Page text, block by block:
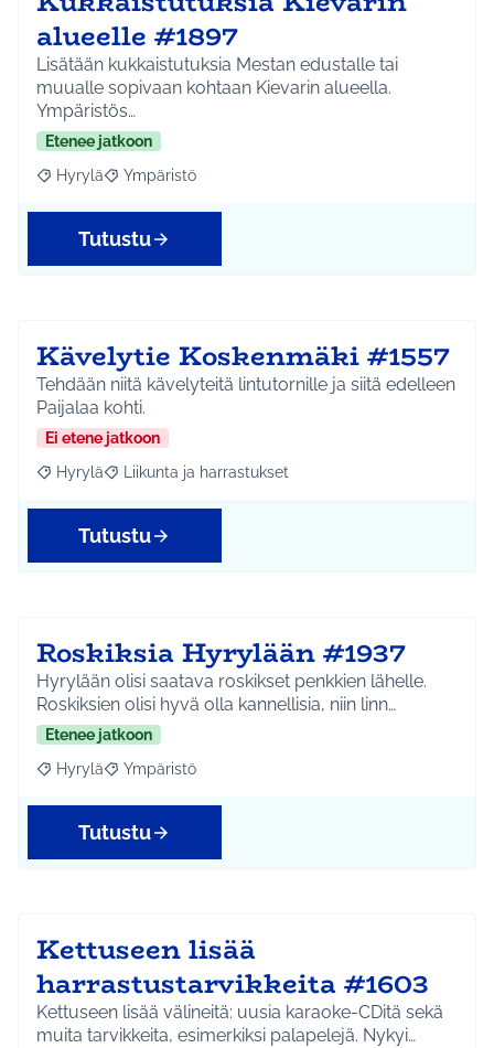
alueelle #1897
Lisätään kukkaistutuksia Mestan edustalle tai
muualle sopivaan kohtaan Kievarin alueella.
Ympäristös…
Etenee jatkoon
Rajaa tulokset aihepiirin mukaan: Hyrylä
Hyrylä Rajaa tulokset teeman mukaan: Ympäristö
Ympäristö
Tutustu
Kävelytie Koskenmäki #1557
Tehdään niitä kävelyteitä lintutornille ja siitä edelleen
Paijalaa kohti.
Ei etene jatkoon
Rajaa tulokset aihepiirin mukaan: Hyrylä
Hyrylä Rajaa tulokset teeman mukaan: Liikunta ja
Liikunta ja harrastukset
Tutustu
Roskiksia Hyrylään #1937
Hyrylään olisi saatava roskikset penkkien lähelle.
Roskiksien olisi hyvä olla kannellisia, niin linn…
Etenee jatkoon
Rajaa tulokset aihepiirin mukaan: Hyrylä
Hyrylä Rajaa tulokset teeman mukaan: Ympäristö
Ympäristö
Tutustu
Kettuseen lisää
harrastustarvikkeita #1603
Kettuseen lisää välineitä: uusia karaoke-CDitä sekä
muita tarvikkeita, esimerkiksi palapelejä. Nykyi…